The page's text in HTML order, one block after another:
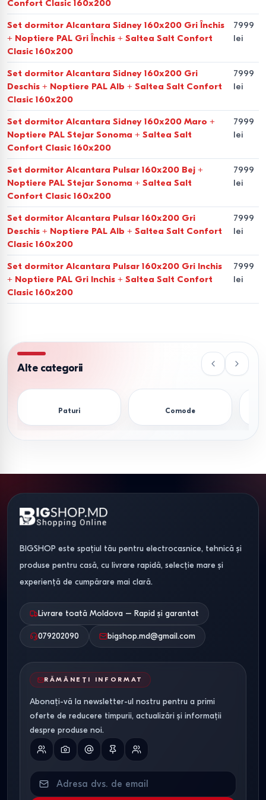
Module suplimentare.Mese de toaletă cu oglinzi, pufuri
și rafturi de perete pentru decor.
Aspecte tehnice — materiale
și calitate
Confortetc.), bazându-ne pe calitatea materialelor
utilizate:
PAL.O alegere practică și accesibilă pentru majoritatea
seturilor de dormitor.
MDF.Rezistență ridicată la uzură și umiditate, oferind
posibilitatea de frezare a formelor complexe.
care apreciază durabilitatea și ecologia.
Finisaje.Învelișuri mate și lucioase, nuanțe populare
De ce să alegeți achiziția unui
dormitor la Bigshop.md?
Atunci când aleg locul pentru cumpărarea mobilierului în
încredere în noi datorită transparenței condițiilor:
Cahul, Comrat și în toată țara.
cu garanția producătorului.
segment — de la economic la premium.
Întrebări frecvente
Ce dimensiuni de paturi sunt cele
mai solicitate în Moldova?
Cea mai populară dimensiune este 160x200 cm. Acesta
este standardul optim pentru somnul confortabil a două
persoane.
Cum pot achiziționa mobilier în
credit?
Confort Clasic 160x200
Set dormitor Alcantara Sidney 160x200 Gri Închis
+ Noptiere PAL Gri Închis + Saltea Salt Confort
Clasic 160x200
7999
lei
Set dormitor Alcantara Sidney 160x200 Gri
Deschis + Noptiere PAL Alb + Saltea Salt Confort
Clasic 160x200
7999
lei
Set dormitor Alcantara Sidney 160x200 Maro +
Noptiere PAL Stejar Sonoma + Saltea Salt
Confort Clasic 160x200
7999
lei
Set dormitor Alcantara Pulsar 160x200 Bej +
Noptiere PAL Stejar Sonoma + Saltea Salt
Confort Clasic 160x200
7999
lei
Set dormitor Alcantara Pulsar 160x200 Gri
Deschis + Noptiere PAL Alb + Saltea Salt Confort
Clasic 160x200
7999
lei
Set dormitor Alcantara Pulsar 160x200 Gri Inchis
+ Noptiere PAL Gri Inchis + Saltea Salt Confort
Clasic 160x200
7999
lei
Alte categorii
Paturi Comode
BIGSHOP este spațiul tău pentru electrocasnice, tehnică și
produse pentru casă, cu livrare rapidă, selecție mare și
experiență de cumpărare mai clară.
Livrare toată Moldova – Rapid și garantat
079202090 bigshop.md@gmail.com
RĂMÂNEȚI INFORMAT
Abonați-vă la newsletter-ul nostru pentru a primi
oferte de reducere timpurii, actualizări și informații
despre produse noi.